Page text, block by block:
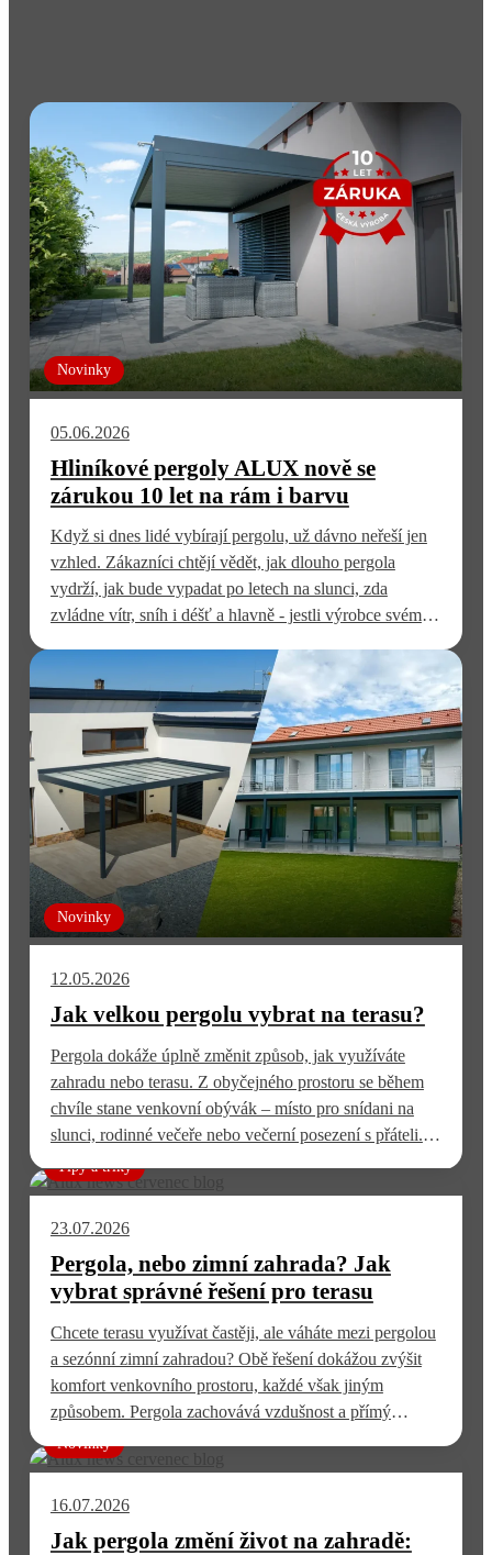
Novinky
05.06.2026
Hliníkové pergoly ALUX nově se
zárukou 10 let na rám i barvu
Když si dnes lidé vybírají pergolu, už dávno neřeší jen
vzhled. Zákazníci chtějí vědět, jak dlouho pergola
vydrží, jak bude vypadat po letech na slunci, zda
zvládne vítr, sníh i déšť a hlavně - jestli výrobce svému
rozhodli pro důležitý krok. U vybraných modelů pergol
nově…
Novinky
12.05.2026
Jak velkou pergolu vybrat na terasu?
Pergola dokáže úplně změnit způsob, jak využíváte
zahradu nebo terasu. Z obyčejného prostoru se během
chvíle stane venkovní obývák – místo pro snídani na
slunci, rodinné večeře nebo večerní posezení s přáteli.
pergola je vlastně ideální? Ideální velikost pergoly závisí
Tipy a triky
23.07.2026
Pergola, nebo zimní zahrada? Jak
vybrat správné řešení pro terasu
Chcete terasu využívat častěji, ale váháte mezi pergolou
a sezónní zimní zahradou? Obě řešení dokážou zvýšit
komfort venkovního prostoru, každé však jiným
způsobem. Pergola zachovává vzdušnost a přímý
boční ochranu před větrem a deštěm a prodlužuje dobu,
nestojí na tom, které…
Novinky
16.07.2026
Jak pergola změní život na zahradě: